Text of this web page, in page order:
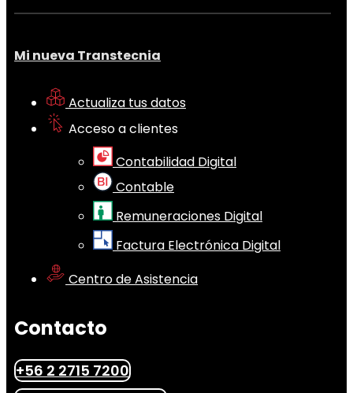
Mi nueva Transtecnia
Actualiza tus datos
Acceso a clientes
Contabilidad Digital
Contable
Remuneraciones Digital
Factura Electrónica Digital
Centro de Asistencia
Contacto
+56 2 2715 7200